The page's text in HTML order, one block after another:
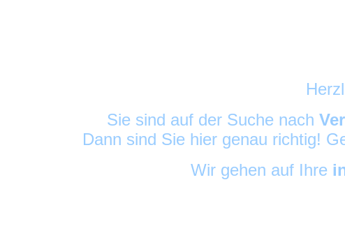
Sie sind auf der Suche nach
Dann sind Sie hier genau richtig!
Wir gehen auf Ihre